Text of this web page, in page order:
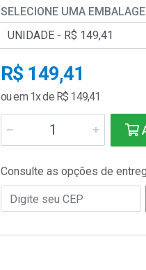
SELECIONE UMA
R$ 149,41
ou em 1x de R$ 149,41
Consulte as opções de